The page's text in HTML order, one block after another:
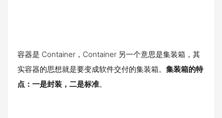
容器是 Container，Container 另一个意思是集装箱，其
实容器的思想就是要变成软件交付的集装箱。 集装箱的特
点：一是封装，二是标准。